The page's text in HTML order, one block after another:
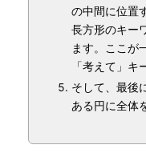
の中間に位置
長方形のキー
ます。ここが
「考えて」
そして、最後
ある円に全体